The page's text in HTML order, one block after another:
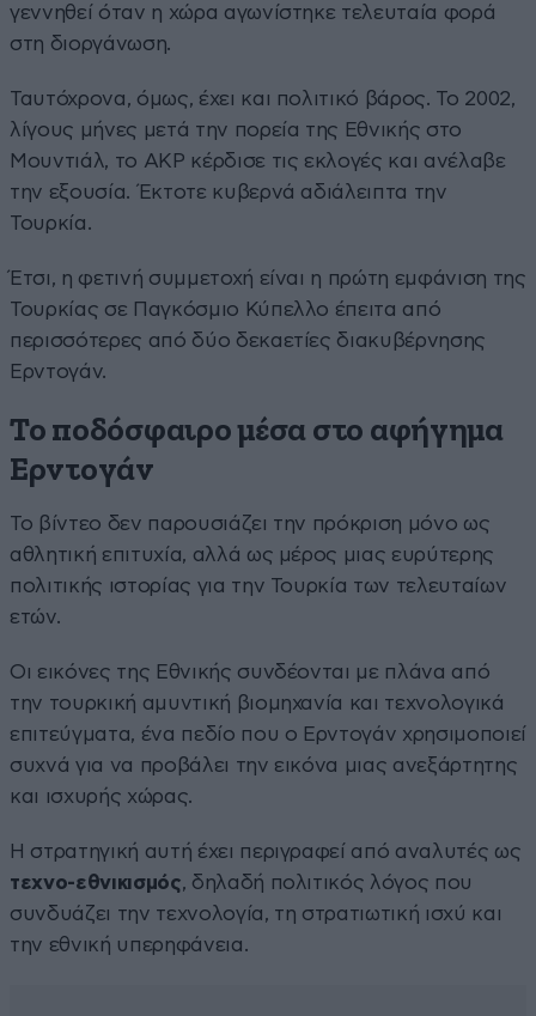
γεννηθεί όταν η χώρα αγωνίστηκε τελευταία φορά
στη διοργάνωση.
Ταυτόχρονα, όμως, έχει και πολιτικό βάρος. Το 2002,
λίγους μήνες μετά την πορεία της Εθνικής στο
Μουντιάλ, το AKP κέρδισε τις εκλογές και ανέλαβε
την εξουσία. Έκτοτε κυβερνά αδιάλειπτα την
Τουρκία.
Έτσι, η φετινή συμμετοχή είναι η πρώτη εμφάνιση της
Τουρκίας σε Παγκόσμιο Κύπελλο έπειτα από
περισσότερες από δύο δεκαετίες διακυβέρνησης
Ερντογάν.
Το ποδόσφαιρο μέσα στο αφήγημα
Ερντογάν
Το βίντεο δεν παρουσιάζει την πρόκριση μόνο ως
αθλητική επιτυχία, αλλά ως μέρος μιας ευρύτερης
πολιτικής ιστορίας για την Τουρκία των τελευταίων
ετών.
Οι εικόνες της Εθνικής συνδέονται με πλάνα από
την τουρκική αμυντική βιομηχανία και τεχνολογικά
επιτεύγματα, ένα πεδίο που ο Ερντογάν χρησιμοποιεί
συχνά για να προβάλει την εικόνα μιας ανεξάρτητης
και ισχυρής χώρας.
Η στρατηγική αυτή έχει περιγραφεί από αναλυτές ως
τεχνο-εθνικισμός, δηλαδή πολιτικός λόγος που
συνδυάζει την τεχνολογία, τη στρατιωτική ισχύ και
την εθνική υπερηφάνεια.